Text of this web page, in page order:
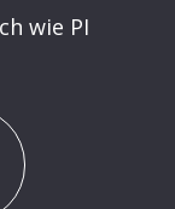
wie PI